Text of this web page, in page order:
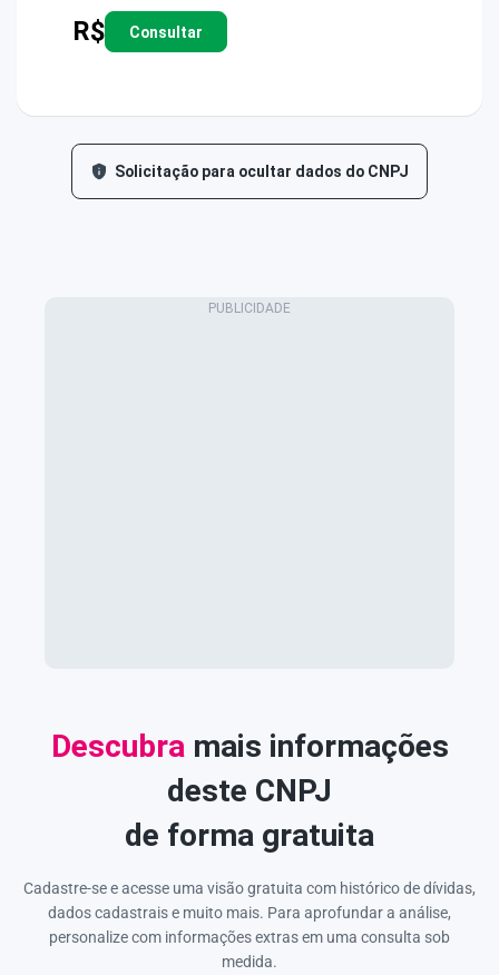
R$ Consultar
Solicitação para ocultar dados do CNPJ
Descubra mais informações
deste CNPJ
de forma gratuita
Cadastre-se e acesse uma visão gratuita com histórico de dívidas,
dados cadastrais e muito mais. Para aprofundar a análise,
personalize com informações extras em uma consulta sob
medida.